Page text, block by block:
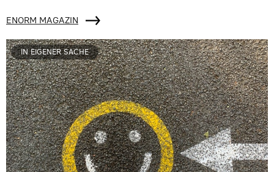
ENORM MAGAZIN
IN EIGENER SACHE